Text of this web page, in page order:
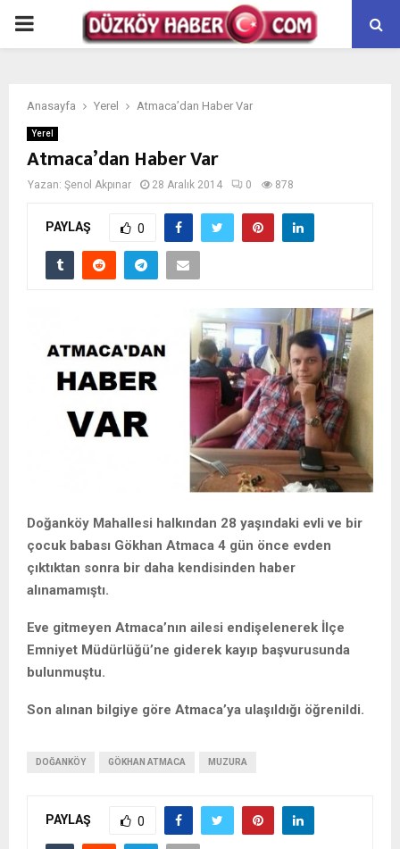
PRIMARY
Anasayfa Yerel Atmaca’dan Haber Var
Yerel
Atmaca’dan Haber Var
Yazan: Şenol Akpınar 28 Aralık 2014 0 878
PAYLAŞ 0
Doğanköy Mahallesi halkından 28 yaşındaki evli ve bir
çocuk babası Gökhan Atmaca 4 gün önce evden
çıktıktan sonra bir daha kendisinden haber
alınamamıştı.
Eve gitmeyen Atmaca’nın ailesi endişelenerek İlçe
Emniyet Müdürlüğü’ne giderek kayıp başvurusunda
bulunmuştu.
Son alınan bilgiye göre Atmaca’ya ulaşıldığı öğrenildi.
DOĞANKÖY GÖKHAN ATMACA MUZURA
PAYLAŞ 0